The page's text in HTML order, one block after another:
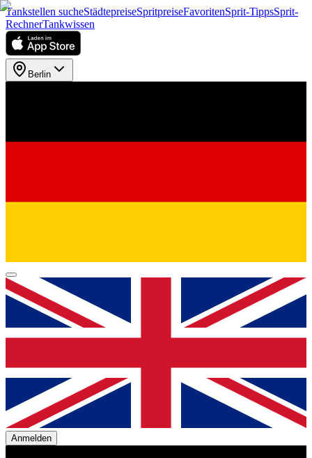
Tankstellen sucheStädtepreiseSpritpreiseFavoritenSprit-TippsSprit-
RechnerTankwissen
Berlin
Anmelden